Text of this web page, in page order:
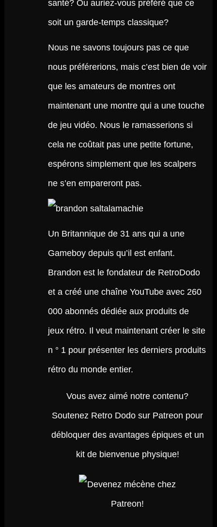
santé? Ou auriez-vous préféré que ce
soit un garde-temps classique?
Nous ne savons toujours pas ce que
nous préférerions, mais c’est bien de voir
que les amateurs de montres ont
maintenant une montre qui a une touche
de jeu vidéo. Nous le ramasserions si
cela ne coûtait pas une petite fortune,
espérons simplement que les scalpers
ne s’en empareront pas.
Un Britannique de 31 ans qui a une
Gameboy depuis qu’il est enfant.
Brandon est le fondateur de RetroDodo
et a créé une chaîne YouTube avec 260
000 abonnés dédiée aux produits de
jeux rétro. Il veut maintenant créer le site
n ° 1 pour présenter les derniers produits
rétro du monde entier.
Vous avez aimé notre contenu?
Soutenez Retro Dodo sur Patreon pour
débloquer des avantages épiques et un
kit de bienvenue physique!